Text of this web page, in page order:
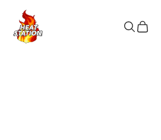
heatstation
Suche